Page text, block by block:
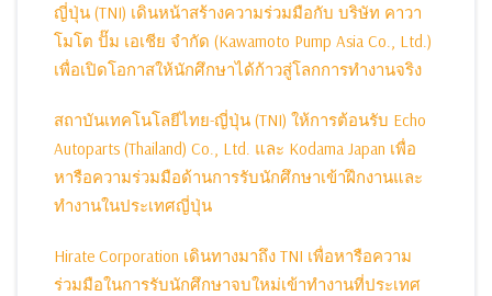
ญี่ปุ่น (TNI) เดินหน้าสร้างความร่วมมือกับ บริษัท คาวา
โมโต ปั๊ม เอเชีย จำกัด (Kawamoto Pump Asia Co., Ltd.)
เพื่อเปิดโอกาสให้นักศึกษาได้ก้าวสู่โลกการทำงานจริง
สถาบันเทคโนโลยีไทย-ญี่ปุ่น (TNI) ให้การต้อนรับ Echo
Autoparts (Thailand) Co., Ltd. และ Kodama Japan เพื่อ
หารือความร่วมมือด้านการรับนักศึกษาเข้าฝึกงานและ
ทำงานในประเทศญี่ปุ่น
Hirate Corporation เดินทางมาถึง TNI เพื่อหารือความ
ร่วมมือในการรับนักศึกษาจบใหม่เข้าทำงานที่ประเทศ